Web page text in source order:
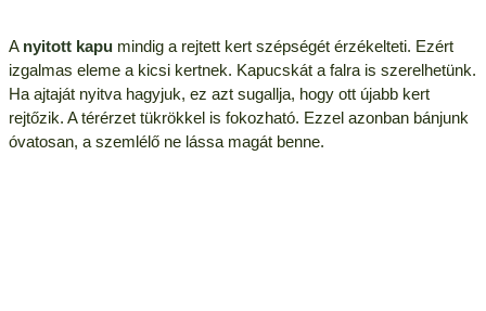
A nyitott kapumindig a rejtett kert szépségét érzékelteti. Ezért
izgalmas eleme a kicsi kertnek. Kapucskát a falra is szerelhetünk.
Ha ajtaját nyitva hagyjuk, ez azt sugallja, hogy ott újabb kert
rejtőzik. A térérzet tükrökkel is fokozható. Ezzel azonban bánjunk
óvatosan, a szemlélő ne lássa magát benne.